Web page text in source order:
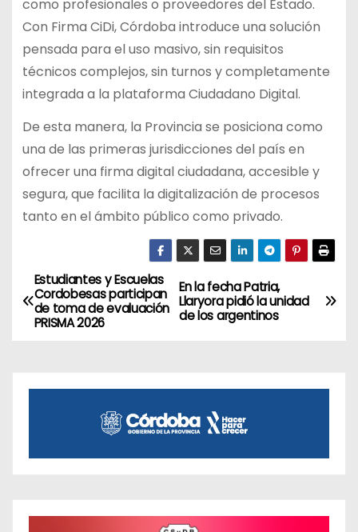
como profesionales o proveedores del Estado.
Con Firma CiDi, Córdoba introduce una solución
pensada para el uso masivo, sin requisitos
técnicos complejos, sin turnos y completamente
integrada a la plataforma Ciudadano Digital.
De esta manera, la Provincia se posiciona como
una de las primeras jurisdicciones del país en
ofrecer una firma digital ciudadana, accesible y
segura, que facilita la digitalización de procesos
tanto en el ámbito público como privado.
N
a
e
a
En la fecha Patria,
Llaryora pidió la unidad
de los argentinos
Estudiantes y Escuelas
Cordobesas participan
de toma de evaluación
PRISMA 2026